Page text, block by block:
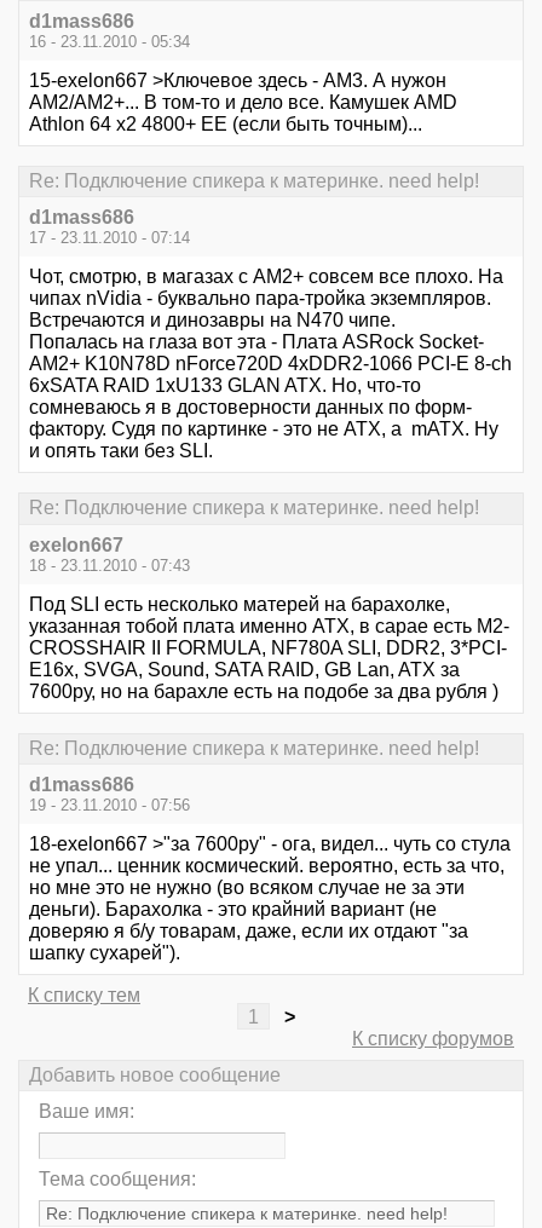
d1mass686
16 - 23.11.2010 - 05:34
15-exelon667 >Ключевое здесь - АМ3. А нужон
АМ2/AM2+... В том-то и дело все. Камушек AMD
Athlon 64 x2 4800+ EE (если быть точным)...
Re: Подключение спикера к материнке. need help!
d1mass686
17 - 23.11.2010 - 07:14
Чот, смотрю, в магазах с АМ2+ совсем все плохо. На
чипах nVidia - буквально пара-тройка экземпляров.
Встречаются и динозавры на N470 чипе.
Попалась на глаза вот эта - Плата ASRock Socket-
AM2+ K10N78D nForce720D 4xDDR2-1066 PCI-E 8-ch
6xSATA RAID 1xU133 GLAN ATX. Но, что-то
сомневаюсь я в достоверности данных по форм-
фактору. Судя по картинке - это не ATX, а mATX. Ну
и опять таки без SLI.
Re: Подключение спикера к материнке. need help!
exelon667
18 - 23.11.2010 - 07:43
Под SLI есть несколько матерей на барахолке,
указанная тобой плата именно ATX, в сарае есть M2-
CROSSHAIR II FORMULA, NF780A SLI, DDR2, 3*PCI-
E16x, SVGA, Sound, SATA RAID, GB Lan, ATX за
7600ру, но на барахле есть на подобе за два рубля )
Re: Подключение спикера к материнке. need help!
d1mass686
19 - 23.11.2010 - 07:56
18-exelon667 >"за 7600ру" - ога, видел... чуть со стула
не упал... ценник космический. вероятно, есть за что,
но мне это не нужно (во всяком случае не за эти
деньги). Барахолка - это крайний вариант (не
доверяю я б/у товарам, даже, если их отдают "за
шапку сухарей").
К списку тем
1
>
К списку форумов
Добавить новое сообщение
Ваше имя:
Тема сообщения: